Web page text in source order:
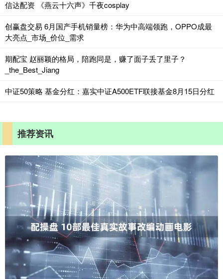
信达配资 《燕云十六声》千夜cosplay
创赢盘交易 6月国产手机销量榜：华为中高端领跑，OPPO成最
大亮点_市场_价位_需求
期配宝 赵丽颖的格局，陪跑同是，赚了面子丢了里子？
_the_Best_Jiang
中证50策略 基金分红：嘉实中证A500ETF联接基金8月15日分红
推荐资讯